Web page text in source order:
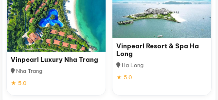
Vinpearl Luxury Nha Trang
Nha Trang
★ 5.0
Vinpearl Resort & Spa Ha
Long
Hạ Long
★ 5.0